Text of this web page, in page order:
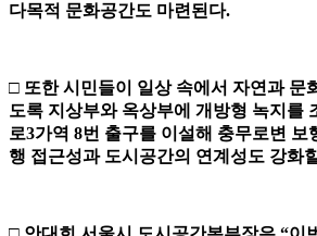
다목적 문화공간도 마련된다.
□ 또한 시민들이 일상 속에서 자연과 문
도록 지상부와 옥상부에 개방형 녹지를
로3가역 8번 출구를 이설해 충무로변 보
행 접근성과 도시공간의 연계성도 강화